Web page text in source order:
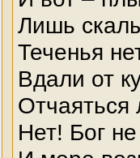
Лишь
Теченья
Вдали от
Нет! Бог